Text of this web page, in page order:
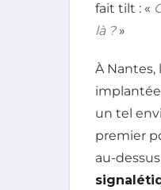
fait tilt : «
là ?»
À Nantes,
un tel
premier
au-